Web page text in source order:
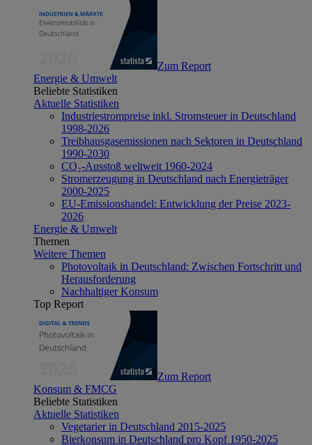
Zum Report
Energie & Umwelt
Beliebte Statistiken
Aktuelle Statistiken
Industriestrompreise inkl. Stromsteuer in Deutschland
1998-2026
Treibhausgasemissionen nach Sektoren in Deutschland
1990-2030
CO₂-Ausstoß weltweit 1960-2024
Stromerzeugung in Deutschland nach Energieträger
2000-2025
EU-Emissionshandel: Entwicklung der Preise 2023-
2026
Energie & Umwelt
Themen
Weitere Themen
Photovoltaik in Deutschland: Zwischen Fortschritt und
Herausforderung
Nachhaltiger Konsum
Top Report
Zum Report
Konsum & FMCG
Beliebte Statistiken
Aktuelle Statistiken
Vegetarier in Deutschland 2015-2025
Bierkonsum in Deutschland pro Kopf 1950-2025